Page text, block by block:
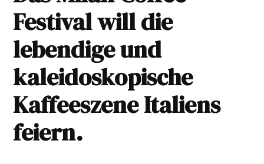
Festival will die
lebendige und
kaleidoskopische
Kaffeeszene Italiens
feiern.